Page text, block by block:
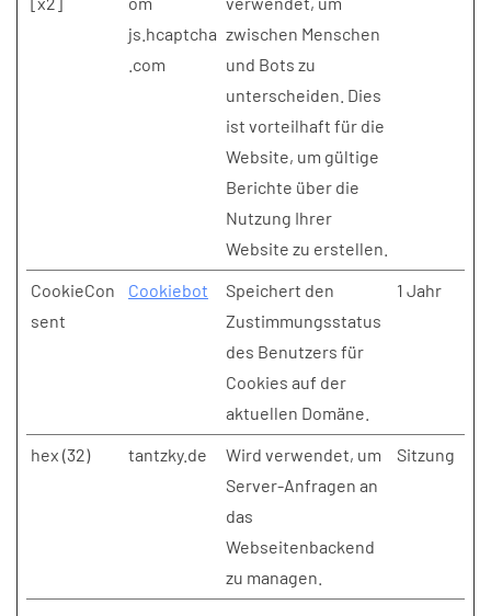
js.hcaptcha
.com
zwischen Menschen
und Bots zu
unterscheiden. Dies
ist vorteilhaft für die
Website, um gültige
Berichte über die
Nutzung Ihrer
Website zu erstellen.
CookieCon
sent
Cookiebot
Speichert den
Zustimmungsstatus
des Benutzers für
Cookies auf der
aktuellen Domäne.
1 Jahr
hex (32) tantzky.de
Wird verwendet, um
Server-Anfragen an
das
Webseitenbackend
zu managen.
Sitzung